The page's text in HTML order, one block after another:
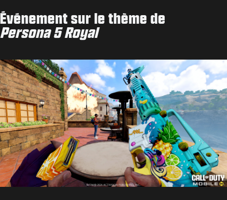
Événement sur le thème de
Persona 5 Royal